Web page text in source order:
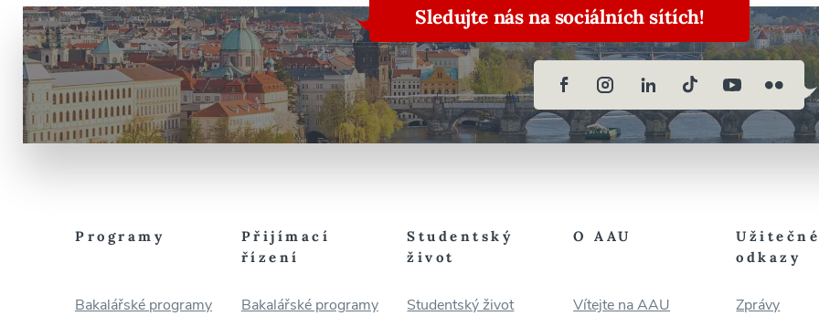
Sledujte nás na sociálních sítích!
Programy
Bakalářské programy
Přijímací
řízení
Bakalářské programy
Studentský
život
Studentský život
O AAU
Vítejte na AAU
odkazy
Zprávy